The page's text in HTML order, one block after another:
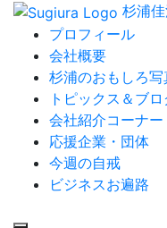
杉浦
プロフィール
会社概要
杉浦のおもしろ写
トピックス＆ブロ
会社紹介コーナー
応援企業・団体
今週の自戒
ビジネスお遍路